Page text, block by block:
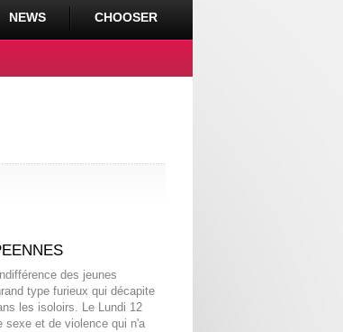
NEWS CHOOSER
des jeunes
type furieux qui décapite
les isoloirs. Le Lundi 12
sexe et de violence qui n'a